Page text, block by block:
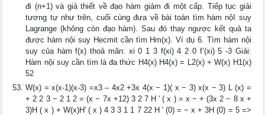
đi (n+1) và giả thiết về đạo hàm giảm đi một cấp. Tiếp tục giải
tương tự như trên, cuối cùng đưa về bài toán tìm hàm nộI suy
Lagrange (không còn đạo hàm). Sau đó thay ngược kết quả ta
được hàm nội suy Hecmit cần tìm Hm(x). Ví dụ 6. Tìm hàm nội
suy của hàm f(x) thoả mãn: xi 0 1 3 f(xi) 4 2 0 f’(xi) 5 -3 Giải:
Hàm nội suy cần tìm là đa thức H4(x) H4(x) = L2(x) + W(x) H1(x)
52
W(x) = x(x-1)(x-3) =x3 – 4x2 +3x 4(x − 1)( x − 3) x(x − 3) L (x) =
+ 2 2 3 − 2 1 2 = (x − 7x +12) 3 2 7 H ' ( x ) = x − + (3x 2 − 8 x +
3)H ( x ) + W(x)H' ( x ) 4 3 3 1 1 7 22 H ' (0) = − x + 3H (0) = 5 =>